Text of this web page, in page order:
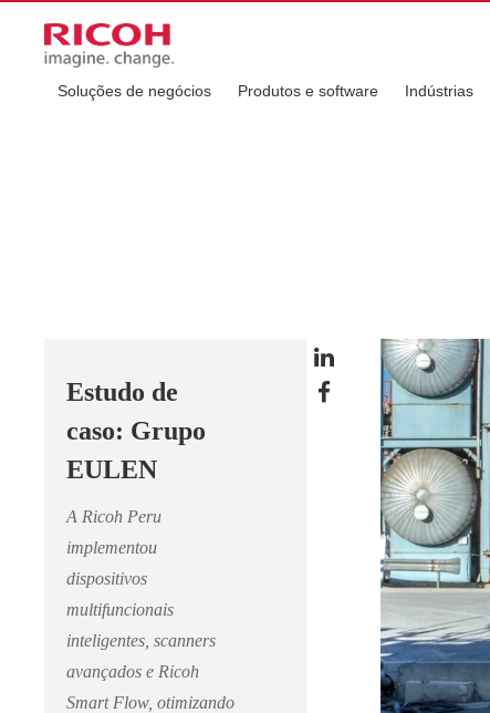
Soluções de negócios Produtos e software Indústrias
Estudo de
caso: Grupo
EULEN
A Ricoh Peru
implementou
dispositivos
multifuncionais
inteligentes, scanners
avançados e Ricoh
Smart Flow, otimizando